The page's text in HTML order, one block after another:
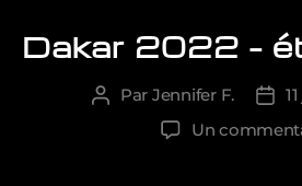
Dakar 2022 –
Auteur
Par Jennifer F.
Date
Un